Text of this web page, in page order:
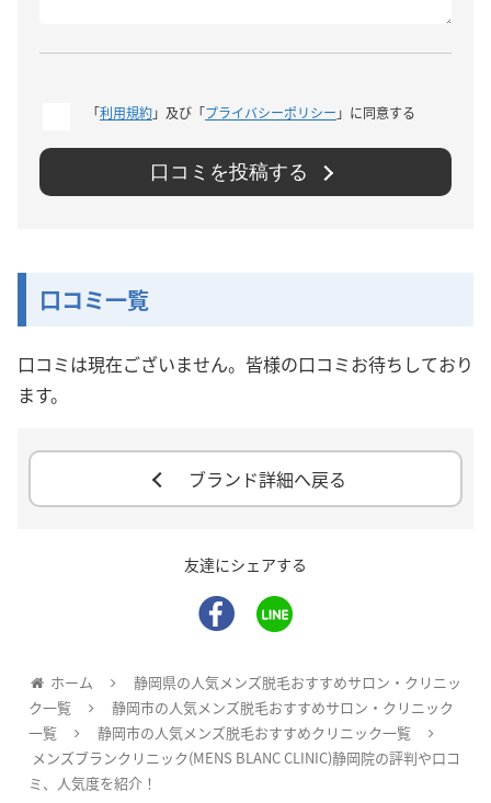
「利用規約」及び「プライバシーポリシー 」に同意する
口コミを投稿する
口コミ一覧
口コミは現在ございません。皆様の口コミお待ちしており
ます。
ブランド詳細へ戻る
友達にシェアする
ホーム
静岡県の人気メンズ脱毛おすすめサロン・クリニッ
ク一覧
静岡市の人気メンズ脱毛おすすめサロン・クリニック
一覧
静岡市の人気メンズ脱毛おすすめクリニック一覧
メンズブランクリニック(MENS BLANC CLINIC)静岡院の評判や口コ
ミ、人気度を紹介！